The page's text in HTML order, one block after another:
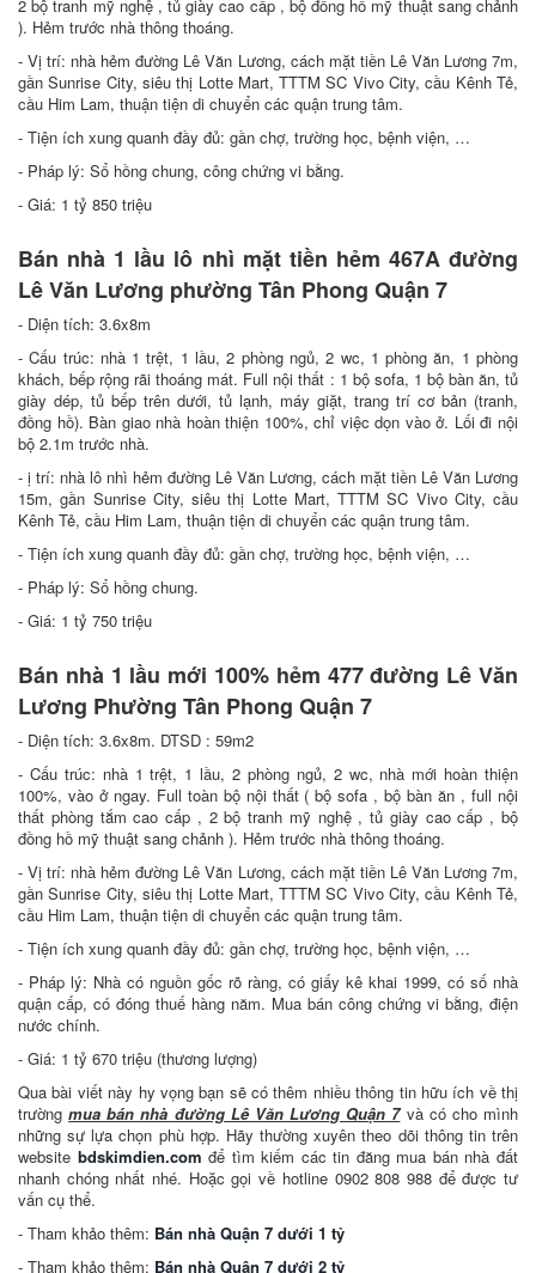
2 bộ tranh mỹ nghệ , tủ giày cao cấp , bộ đồng hồ mỹ thuật sang chảnh
). Hẻm trước nhà thông thoáng.
- Vị trí: nhà hẻm đường Lê Văn Lương, cách mặt tiền Lê Văn Lương 7m,
gần Sunrise City, siêu thị Lotte Mart, TTTM SC Vivo City, cầu Kênh Tẻ,
cầu Him Lam, thuận tiện di chuyển các quận trung tâm.
- Tiện ích xung quanh đầy đủ: gần chợ, trường học, bệnh viện, …
- Pháp lý: Sổ hồng chung, công chứng vi bằng.
- Giá: 1 tỷ 850 triệu
Bán nhà 1 lầu lô nhì mặt tiền hẻm 467A đường
Lê Văn Lương phường Tân Phong Quận 7
- Diện tích: 3.6x8m
- Cấu trúc: nhà 1 trệt, 1 lầu, 2 phòng ngủ, 2 wc, 1 phòng ăn, 1 phòng
khách, bếp rộng rãi thoáng mát. Full nội thất : 1 bộ sofa, 1 bộ bàn ăn, tủ
giày dép, tủ bếp trên dưới, tủ lạnh, máy giặt, trang trí cơ bản (tranh,
đồng hồ). Bàn giao nhà hoàn thiện 100%, chỉ việc dọn vào ở. Lối đi nội
bộ 2.1m trước nhà.
- ị trí: nhà lô nhì hẻm đường Lê Văn Lương, cách mặt tiền Lê Văn Lương
15m, gần Sunrise City, siêu thị Lotte Mart, TTTM SC Vivo City, cầu
Kênh Tẻ, cầu Him Lam, thuận tiện di chuyển các quận trung tâm.
- Tiện ích xung quanh đầy đủ: gần chợ, trường học, bệnh viện, …
- Pháp lý: Sổ hồng chung.
- Giá: 1 tỷ 750 triệu
Bán nhà 1 lầu mới 100% hẻm 477 đường Lê Văn
Lương Phường Tân Phong Quận 7
- Diện tích: 3.6x8m. DTSD : 59m2
- Cấu trúc: nhà 1 trệt, 1 lầu, 2 phòng ngủ, 2 wc, nhà mới hoàn thiện
100%, vào ở ngay. Full toàn bộ nội thất ( bộ sofa , bộ bàn ăn , full nội
thất phòng tắm cao cấp , 2 bộ tranh mỹ nghệ , tủ giày cao cấp , bộ
đồng hồ mỹ thuật sang chảnh ). Hẻm trước nhà thông thoáng.
- Vị trí: nhà hẻm đường Lê Văn Lương, cách mặt tiền Lê Văn Lương 7m,
gần Sunrise City, siêu thị Lotte Mart, TTTM SC Vivo City, cầu Kênh Tẻ,
cầu Him Lam, thuận tiện di chuyển các quận trung tâm.
- Tiện ích xung quanh đầy đủ: gần chợ, trường học, bệnh viện, …
- Pháp lý: Nhà có nguồn gốc rõ ràng, có giấy kê khai 1999, có số nhà
quận cấp, có đóng thuế hàng năm. Mua bán công chứng vi bằng, điện
nước chính.
- Giá: 1 tỷ 670 triệu (thương lượng)
Qua bài viết này hy vọng bạn sẽ có thêm nhiều thông tin hữu ích về thị
trườngmua bán nhà đường Lê Văn Lương Quận 7và có cho mình
những sự lựa chọn phù hợp. Hãy thường xuyên theo dõi thông tin trên
website bdskimdien.com để tìm kiếm các tin đăng mua bán nhà đất
nhanh chóng nhất nhé. Hoặc gọi về hotline 0902 808 988 để được tư
vấn cụ thể.
- Tham khảo thêm: Bán nhà Quận 7 dưới 1 tỷ
- Tham khảo thêm: Bán nhà Quận 7 dưới 2 tỷ